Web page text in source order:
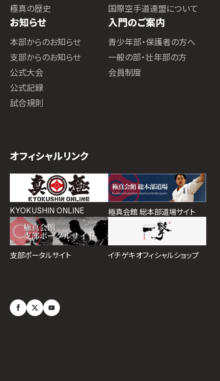
極真の歴史
国際空手道連盟について
お知らせ
本部からのお知らせ
支部からのお知らせ
公式大会
公式記録
試合規則
入門のご案内
青少年部・保護者の方へ
一般の部・壮年部の方
会員制度
オフィシャルリンク
KYOKUSHIN ONLINE 極真会館 総本部道場サイト
支部ポータルサイト イチゲキオフィシャルショップ